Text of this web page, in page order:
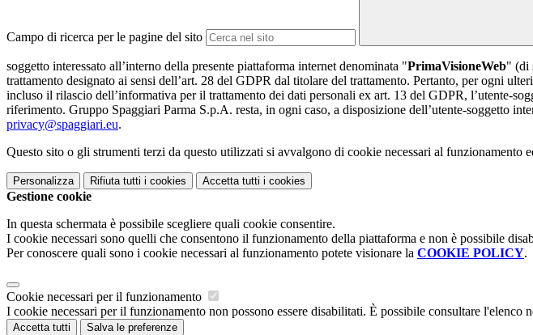
Campo di ricerca per le pagine del sito
soggetto interessato all’interno della presente piattaforma internet denominata "PrimaVisioneWeb" (di
trattamento designato ai sensi dell’art. 28 del GDPR dal titolare del trattamento. Pertanto, per ogni
incluso il rilascio dell’informativa per il trattamento dei dati personali ex art. 13 del GDPR, l’utente-
riferimento. Gruppo Spaggiari Parma S.p.A. resta, in ogni caso, a disposizione dell’utente-soggetto
privacy@spaggiari.eu.
Questo sito o gli strumenti terzi da questo utilizzati si avvalgono di cookie necessari al funzionamento
Personalizza Rifiuta tutti i cookies Accetta tutti i cookies
Gestione cookie
In questa schermata è possibile scegliere quali cookie consentire.
I cookie necessari sono quelli che consentono il funzionamento della piattaforma e non è possibile
Per conoscere quali sono i cookie necessari al funzionamento potete visionare la COOKIE POLICY.
Cookie necessari per il funzionamento
I cookie necessari per il funzionamento non possono essere disabilitati. È possibile consultare l'elenco
Accetta tutti Salva le preferenze